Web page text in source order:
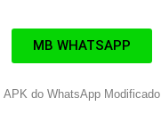
MB WHATSAPP
APK do WhatsApp Modificado